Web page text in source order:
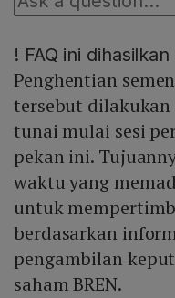
! FAQ ini
Penghentian
tersebut dilakukan
tunai mulai sesi
pekan ini.
waktu yang
untuk
berdasarkan
pengambilan
saham BREN.